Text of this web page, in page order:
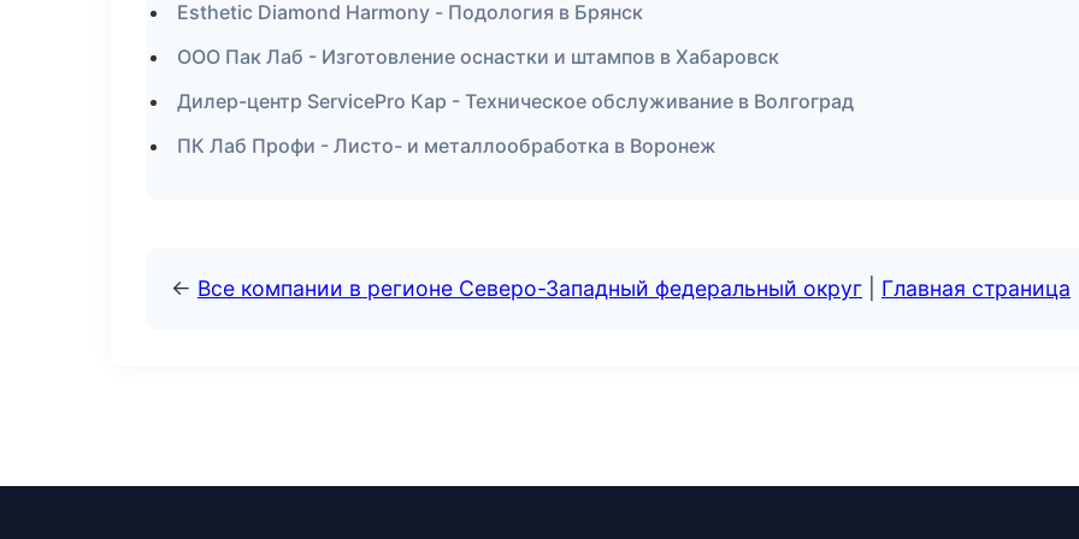
Esthetic Diamond Harmony - Подология в Брянск
ООО Пак Лаб - Изготовление оснастки и штампов в Хабаровск
Дилер-центр ServicePro Кар - Техническое обслуживание в Волгоград
ПК Лаб Профи - Листо- и металлообработка в Воронеж
← Все компании в регионе Северо-Западный федеральный округ Главная страница